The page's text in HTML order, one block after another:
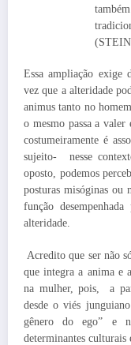
Essa ampliação exige
vez que a alteridade
animus tanto no
o mesmo passa a valer
costumeiramente é
sujeito- nesse
oposto, podemos
posturas misóginas ou
função
alteridade.
Acredito que ser não
que integra a anima e
na mulher, pois, a
desde o viés
gênero do ego” e
determinantes